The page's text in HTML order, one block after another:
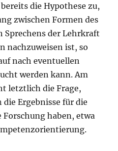
die Hypothese zu,
zwischen Formen des
Sprechens der Lehrkraft
nachzuweisen ist, so
nach eventuellen
werden kann. Am
letztlich die Frage,
die Ergebnisse für die
haben, etwa